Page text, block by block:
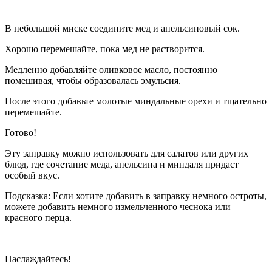
В небольшой миске соедините мед и апельсиновый сок.
Хорошо перемешайте, пока мед не растворится.
Медленно добавляйте оливковое масло, постоянно
помешивая, чтобы образовалась эмульсия.
После этого добавьте молотые миндальные орехи и тщательно
перемешайте.
Готово!
Эту заправку можно использовать для салатов или других
блюд, где сочетание меда, апельсина и миндаля придаст
особый вкус.
Подсказка: Если хотите добавить в заправку немного остроты,
можете добавить немного измельченного чеснока или
красного перца.
Наслаждайтесь!